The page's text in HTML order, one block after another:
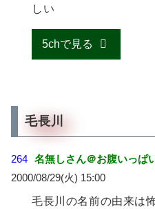
しい
5chで見る
毛長川
264 名無しさん＠お腹いっぱい
2000/08/29(火) 15:00
毛長川の名前の由来は